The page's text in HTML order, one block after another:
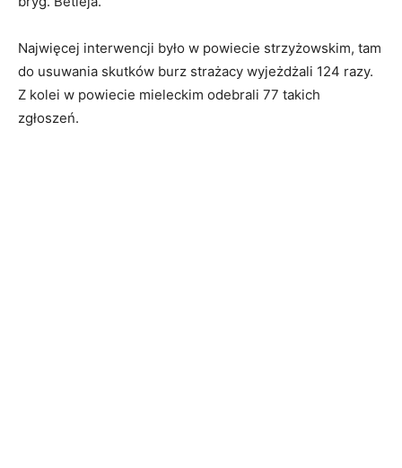
Najwięcej interwencji było w powiecie strzyżowskim, tam
do usuwania skutków burz strażacy wyjeżdżali 124 razy.
Z kolei w powiecie mieleckim odebrali 77 takich
zgłoszeń.